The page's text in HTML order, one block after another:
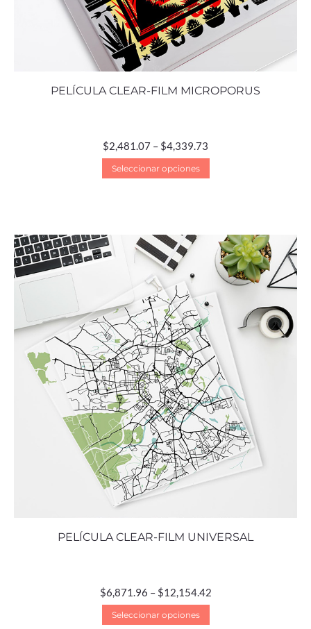
PELÍCULA CLEAR-FILM MICROPORUS
$2,481.07 – $4,339.73
Seleccionar opciones
PELÍCULA CLEAR-FILM UNIVERSAL
$6,871.96 – $12,154.42
Seleccionar opciones